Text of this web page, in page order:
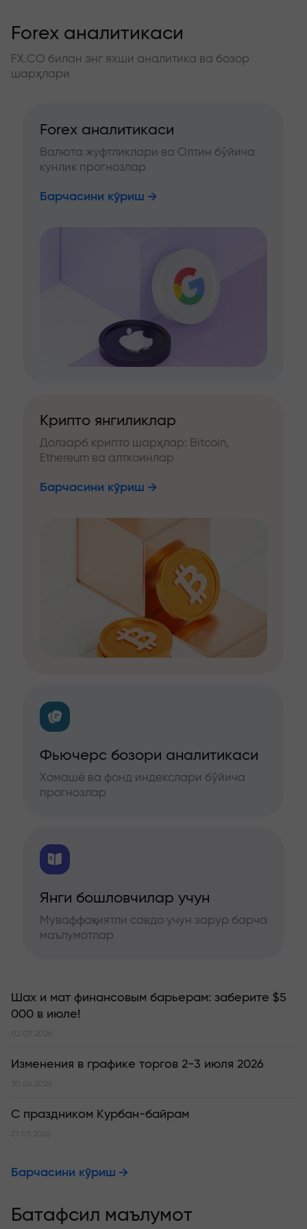
Forex аналитикаси
FX.CO билан энг яхши аналитика ва бозор
шарҳлари
Forex аналитикаси
Валюта жуфтликлари ва Олтин бўйича
кунлик прогнозлар
Барчасини кўриш
Крипто янгиликлар
Долзарб крипто шарҳлар: Bitcoin,
Ethereum ва алткоинлар
Барчасини кўриш
Фьючерс бозори аналитикаси
Хомашё ва фонд индекслари бўйича
прогнозлар
Янги бошловчилар учун
Муваффақиятли савдо учун зарур барча
маълумотлар
Шах и мат финансовым барьерам: заберите $5
000 в июле!
02.07.2026
Изменения в графике торгов 2-3 июля 2026
30.06.2026
С праздником Курбан-байрам
27.05.2026
Барчасини кўриш
Батафсил маълумот